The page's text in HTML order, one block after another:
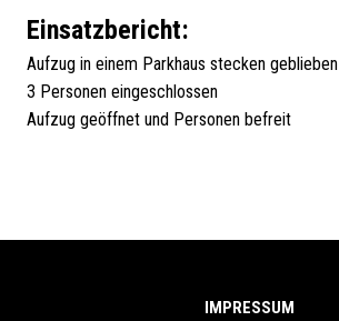
Einsatzbericht:
Aufzug in einem Parkhaus stecken geblieben
3 Personen eingeschlossen
Aufzug geöffnet und Personen befreit
IMPRESSUM